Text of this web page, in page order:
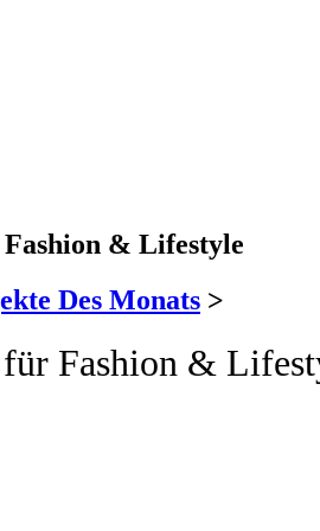
& Lifestyle
Des Monats >
Fashion &